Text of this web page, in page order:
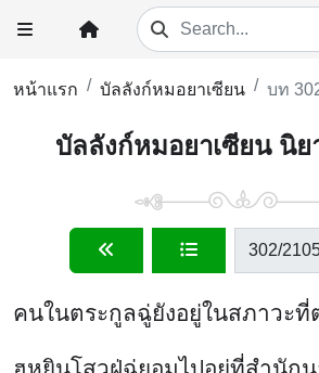
หน้าแรก บัลลังก์หมอยาเซียน บท
บัลลังก์หมอยาเซียน นิย
302/
คนในตระกูลฉู่ยังอยู่ในสภาวะที่